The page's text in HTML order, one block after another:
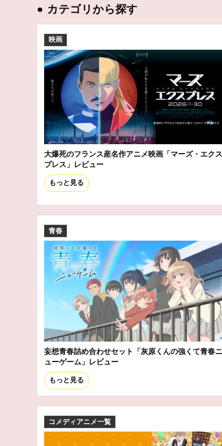
● カテゴリから探す
映画
大爆死のフランス産名作アニメ映画「マーズ・エクス
プレス」レビュー
もっと見る
青春
妄想青春詰め合わせセット「灰原くんの強くて青春ニ
ューゲーム」レビュー
もっと見る
コメディアニメ一覧